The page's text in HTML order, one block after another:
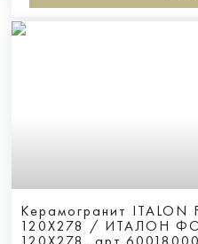
Керамогранит ITALON
120X278 / ИТАЛОН